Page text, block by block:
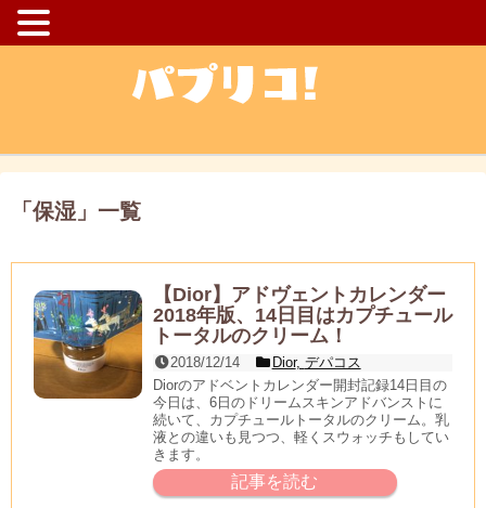
「 保湿 」 一覧
【Dior】アドヴェントカレンダー
2018年版、14日目はカプチュール
トータルのクリーム！
2018/12/14 Dior, デパコス
Diorのアドベントカレンダー開封記録14日目の
今日は、6日のドリームスキンアドバンストに
続いて、カプチュールトータルのクリーム。乳
液との違いも見つつ、軽くスウォッチもしてい
きます。
記事を読む